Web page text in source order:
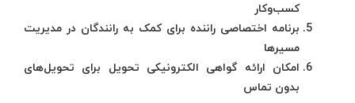
کسب‌وکار
برنامه اختصاصی راننده برای کمک به رانندگان در مدیریت
مسیرها
امکان ارائه گواهی الکترونیکی تحویل برای تحویل‌های
بدون تماس